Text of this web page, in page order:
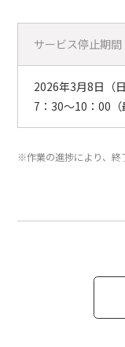
サービス停止期間
2026年3月8日（日
7：30～10：00（
※作業の進捗により、終